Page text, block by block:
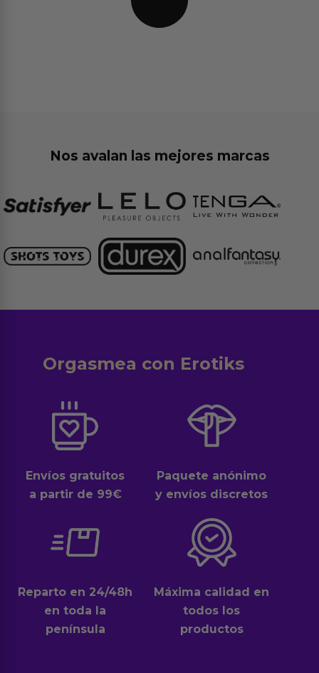
Nos avalan las mejores marcas
Orgasmea con Erotiks
Envíos gratuitos
a partir de 99€
Paquete anónimo
y envíos discretos
Reparto en 24/48h
en toda la
península
Máxima calidad en
todos los
productos